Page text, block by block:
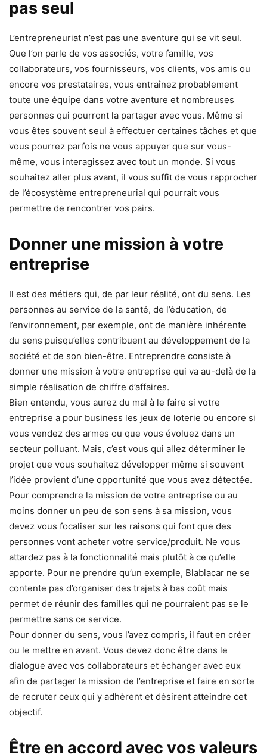
pas seul
L’entrepreneuriat n’est pas une aventure qui se vit seul.
Que l’on parle de vos associés, votre famille, vos
collaborateurs, vos fournisseurs, vos clients, vos amis ou
encore vos prestataires, vous entraînez probablement
toute une équipe dans votre aventure et nombreuses
personnes qui pourront la partager avec vous. Même si
vous êtes souvent seul à effectuer certaines tâches et que
vous pourrez parfois ne vous appuyer que sur vous-
même, vous interagissez avec tout un monde. Si vous
souhaitez aller plus avant, il vous suffit de vous rapprocher
de l’écosystème entrepreneurial qui pourrait vous
permettre de rencontrer vos pairs.
Donner une mission à votre
entreprise
Il est des métiers qui, de par leur réalité, ont du sens. Les
personnes au service de la santé, de l’éducation, de
l’environnement, par exemple, ont de manière inhérente
du sens puisqu’elles contribuent au développement de la
société et de son bien-être. Entreprendre consiste à
donner une mission à votre entreprise qui va au-delà de la
simple réalisation de chiffre d’affaires.
Bien entendu, vous aurez du mal à le faire si votre
entreprise a pour business les jeux de loterie ou encore si
vous vendez des armes ou que vous évoluez dans un
secteur polluant. Mais, c’est vous qui allez déterminer le
projet que vous souhaitez développer même si souvent
l’idée provient d’une opportunité que vous avez détectée.
Pour comprendre la mission de votre entreprise ou au
moins donner un peu de son sens à sa mission, vous
devez vous focaliser sur les raisons qui font que des
personnes vont acheter votre service/produit. Ne vous
attardez pas à la fonctionnalité mais plutôt à ce qu’elle
apporte. Pour ne prendre qu’un exemple, Blablacar ne se
contente pas d’organiser des trajets à bas coût mais
permet de réunir des familles qui ne pourraient pas se le
permettre sans ce service.
Pour donner du sens, vous l’avez compris, il faut en créer
ou le mettre en avant. Vous devez donc être dans le
dialogue avec vos collaborateurs et échanger avec eux
afin de partager la mission de l’entreprise et faire en sorte
de recruter ceux qui y adhèrent et désirent atteindre cet
objectif.
Être en accord avec vos valeurs